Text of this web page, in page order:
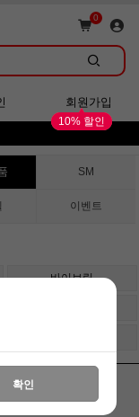
0
증정!
회원가입
10% 할인
SM
이벤트
바이브링
확인